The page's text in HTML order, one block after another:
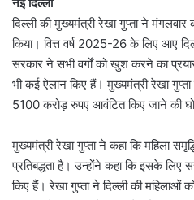
दिल्ली की मुख्यमंत्री रेखा गुप्ता ने
किया। वित्त वर्ष 2025-26 के लिए आए
सरकार ने सभी वर्गों को खुश करने का
भी कई ऐलान किए हैं। मुख्यमंत्री रेखा गुप्ता
5100 करोड़ रुपए आवंटित किए जाने की
मुख्यमंत्री रेखा गुप्ता ने कहा कि महिला
प्रतिबद्धता है। उन्होंने कहा कि इसके
किए हैं। रेखा गुप्ता ने दिल्ली की महिलाओं